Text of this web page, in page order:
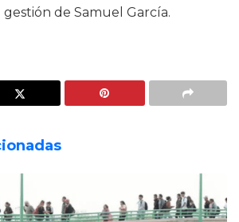
de Samuel García.